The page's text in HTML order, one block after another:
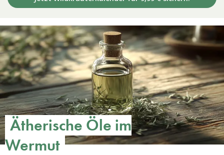
Ätherische Öle im
Wermut